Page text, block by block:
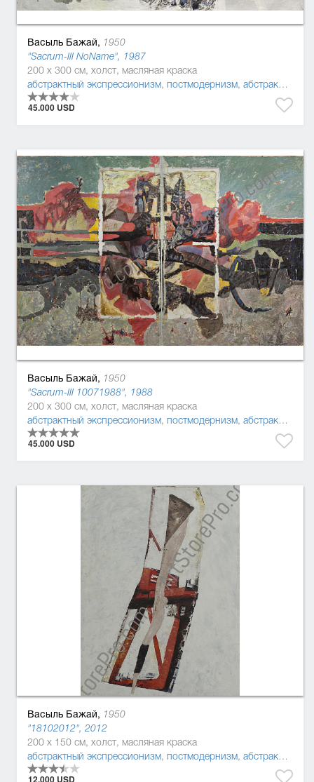
Васыль Бажай, 1950
"Sacrum-ІІІ NoName", 1987
200 x 300 см, холст, масляная краска
абстрактный экспрессионизм, постмодернизм, абстракционизм
45.000 USD
Васыль Бажай, 1950
"Sacrum-ІІІ 10071988", 1988
200 x 300 см, холст, масляная краска
абстрактный экспрессионизм, постмодернизм, абстракционизм
45.000 USD
Васыль Бажай, 1950
"18102012", 2012
200 x 150 см, холст, масляная краска
абстрактный экспрессионизм, постмодернизм, абстракционизм
12.000 USD